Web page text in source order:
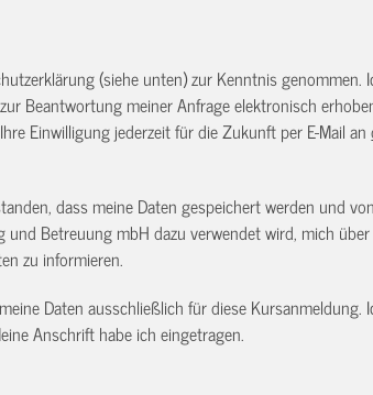
(siehe unten) zur Kenntnis genommen.
Beantwortung meiner Anfrage elektronisch
Einwilligung jederzeit für die Zukunft per E-Mail an
dass meine Daten gespeichert werden und
und Betreuung mbH dazu verwendet wird, mich
zu informieren.
Daten ausschließlich für diese Kursanmeldung.
Anschrift habe ich eingetragen.